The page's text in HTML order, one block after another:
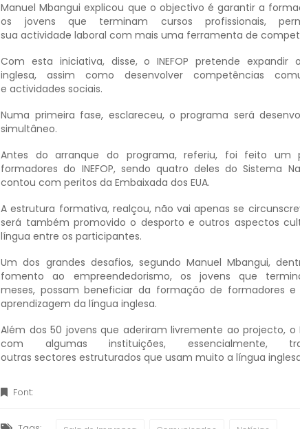
Manuel Mbangui explicou que o objectivo é garantir a
os jovens que terminam cursos profissionais,
sua actividade laboral com mais uma ferramenta de
Com esta iniciativa, disse, o INEFOP pretende
inglesa, assim como desenvolver competências
e actividades sociais.
Numa primeira fase, esclareceu, o programa será
simultâneo.
Antes do arranque do programa, referiu, foi feito um
formadores do INEFOP, sendo quatro deles do Sistema
contou com peritos da Embaixada dos EUA.
A estrutura formativa, realçou, não vai apenas se
será também promovido o desporto e outros aspectos
língua entre os participantes.
Um dos grandes desafios, segundo Manuel Mbangui,
fomento ao empreendedorismo, os jovens que
meses, possam beneficiar da formação de formadores
aprendizagem da língua inglesa.
Além dos 50 jovens que aderiram livremente ao projecto, o
com algumas instituições, essencialmente,
outras sectores estruturados que usam muito a língua
Font: